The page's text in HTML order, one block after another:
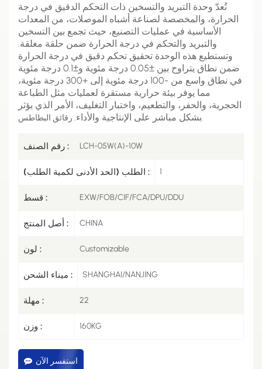
تُعدّ وحدة التبريد والتسخين ذات التحكم الدقيق في درجة
الحرارة، والمخصصة لصناعة أشباه الموصلات، من المعدات
الأساسية في عمليات التصنيع، حيث تجمع بين التسخين
والتبريد والتحكم في درجة الحرارة ضمن حلقة مغلقة.
وتستطيع هذه الوحدة تحقيق تحكم دقيق في درجة الحرارة
ضمن نطاق يتراوح بين ±0.05 درجة مئوية و±0.1 درجة مئوية
في نطاق واسع من -100 درجة مئوية إلى +300 درجة مئوية،
مما يوفر بيئة حرارية مستقرة لعمليات مثل الطباعة
الحجرية، والحفر، والتطعيم، واختبار التغليف، الأمر الذي يؤثر
بشكل مباشر على الإنتاجية والأداء.رقائق البطاطس.
رقم الصنف : LCH-05W(A)-10W
الطلب (الحد الأدنى لكمية الطلب) : 1
قسط : EXW/FOB/CIF/FCA/DPU/DDU
أصل المنتج : CHINA
لون : Customizable
ميناء الشحن : SHANGHAI/NANJING
مهلة : 22
وزن : 160KG
استفسر الآن